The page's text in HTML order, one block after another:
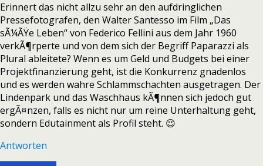
Erinnert das nicht allzu sehr an den aufdringlichen
Pressefotografen, den Walter Santesso im Film „Das
sÃ¼ÃŸe Leben“ von Federico Fellini aus dem Jahr 1960
verkÃ¶rperte und von dem sich der Begriff Paparazzi als
Plural ableitete? Wenn es um Geld und Budgets bei einer
Projektfinanzierung geht, ist die Konkurrenz gnadenlos
und es werden wahre Schlammschachten ausgetragen. Der
Lindenpark und das Waschhaus kÃ¶nnen sich jedoch gut
ergÃ¤nzen, falls es nicht nur um reine Unterhaltung geht,
sondern Edutainment als Profil steht. 😉
Antworten